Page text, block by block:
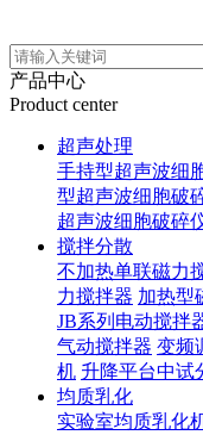
产品中心
Product center
超声处理
手持型超声波细
型超声波细胞破
超声波细胞破碎
搅拌分散
不加热单联磁力
力搅拌器 加热型
JB系列电动搅拌
气动搅拌器 变频
机 升降平台中试
均质乳化
实验室均质乳化